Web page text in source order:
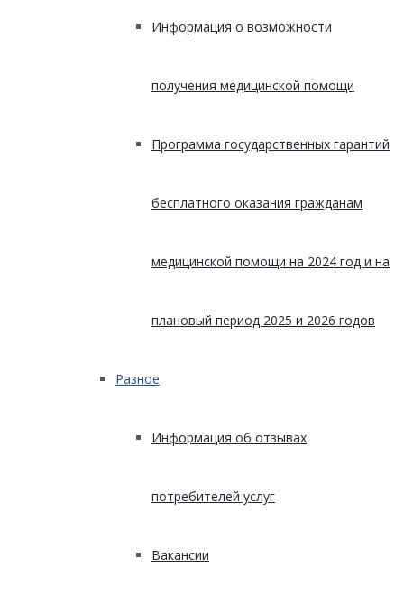
Информация о возможности
получения медицинской помощи
Программа государственных гарантий
бесплатного оказания гражданам
медицинской помощи на 2024 год и на
плановый период 2025 и 2026 годов
Разное
Информация об отзывах
потребителей услуг
Вакансии